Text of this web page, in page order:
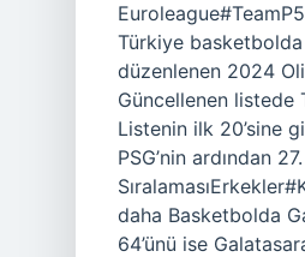
Türkiye basketbolda
düzenlenen 2024
Güncellenen listede
Listenin ilk 20’sine
PSG’nin ardından
daha Basketbolda
64’ünü ise